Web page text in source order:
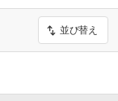
並び替え